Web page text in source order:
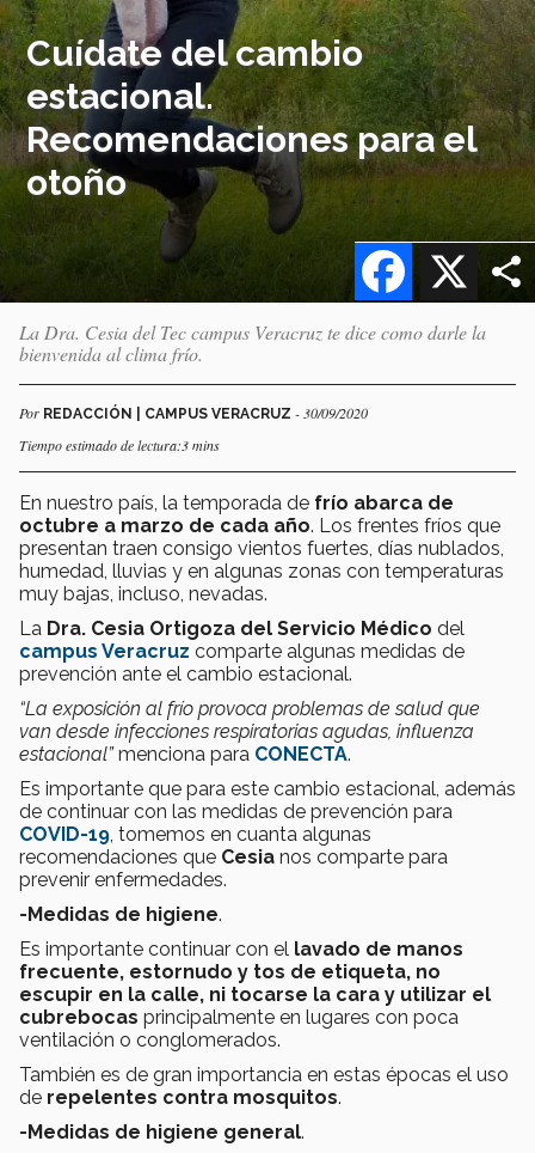
Cuídate del cambio
estacional.
Recomendaciones para el
otoño
X
Facebook
La Dra. Cesia del Tec campus Veracruz te dice como darle la
bienvenida al clima frío.
Por REDACCIÓN | CAMPUS VERACRUZ - 30/09/2020
Tiempo estimado de lectura:3 mins
En nuestro país, la temporada de frío abarca de
octubre a marzo de cada año. Los frentes fríos que
presentan traen consigo vientos fuertes, días nublados,
humedad, lluvias y en algunas zonas con temperaturas
muy bajas, incluso, nevadas.
La Dra. Cesia Ortigoza del Servicio Médico del
campus Veracruz comparte algunas medidas de
prevención ante el cambio estacional.
“La exposición al frío provoca problemas de salud que
van desde infecciones respiratorias agudas, influenza
estacional”menciona para CONECTA.
Es importante que para este cambio estacional, además
de continuar con las medidas de prevención para
COVID-19 , tomemos en cuanta algunas
recomendaciones que Cesia nos comparte para
prevenir enfermedades.
-Medidas de higiene.
Es importante continuar con el lavado de manos
frecuente, estornudo y tos de etiqueta, no
escupir en la calle, ni tocarse la cara y utilizar el
cubrebocas principalmente en lugares con poca
ventilación o conglomerados.
También es de gran importancia en estas épocas el uso
de repelentes contra mosquitos.
-Medidas de higiene general.